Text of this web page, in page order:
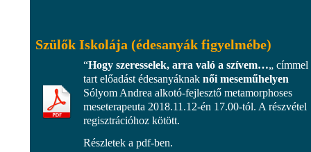
Szülők Iskolája (édesanyák figyelmébe)
“Hogy szeresselek, arra való a szívem…„ címmel
tart előadást édesanyáknak női meseműhelyen
Sólyom Andrea alkotó-fejlesztő metamorphoses
meseterapeuta 2018.11.12-én 17.00-tól. A részvétel
regisztrációhoz kötött.
Részletek a pdf-ben.